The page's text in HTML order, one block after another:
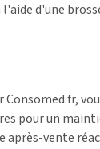
d'une
Consomed.fr,
pour un
vente